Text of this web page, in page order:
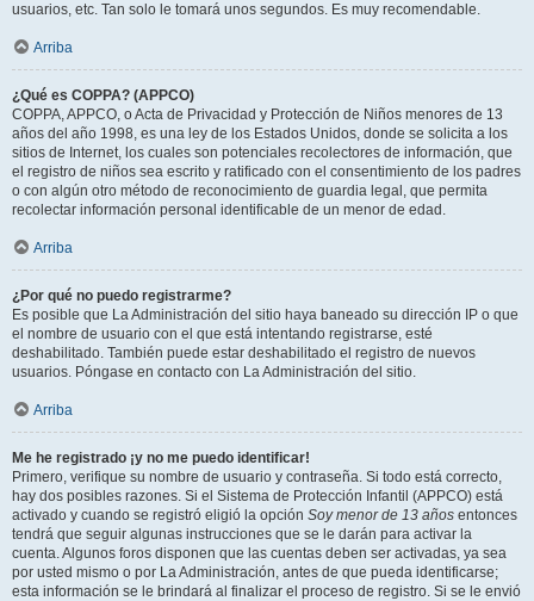
usuarios, etc. Tan solo le tomará unos segundos. Es muy recomendable.
Arriba
¿Qué es COPPA? (APPCO)
COPPA, APPCO, o Acta de Privacidad y Protección de Niños menores de 13
años del año 1998, es una ley de los Estados Unidos, donde se solicita a los
sitios de Internet, los cuales son potenciales recolectores de información, que
el registro de niños sea escrito y ratificado con el consentimiento de los padres
o con algún otro método de reconocimiento de guardia legal, que permita
recolectar información personal identificable de un menor de edad.
Arriba
¿Por qué no puedo registrarme?
Es posible que La Administración del sitio haya baneado su dirección IP o que
el nombre de usuario con el que está intentando registrarse, esté
deshabilitado. También puede estar deshabilitado el registro de nuevos
usuarios. Póngase en contacto con La Administración del sitio.
Arriba
Me he registrado ¡y no me puedo identificar!
Primero, verifique su nombre de usuario y contraseña. Si todo está correcto,
hay dos posibles razones. Si el Sistema de Protección Infantil (APPCO) está
activado y cuando se registró eligió la opción Soy menor de 13 años entonces
tendrá que seguir algunas instrucciones que se le darán para activar la
cuenta. Algunos foros disponen que las cuentas deben ser activadas, ya sea
por usted mismo o por La Administración, antes de que pueda identificarse;
esta información se le brindará al finalizar el proceso de registro. Si se le envió